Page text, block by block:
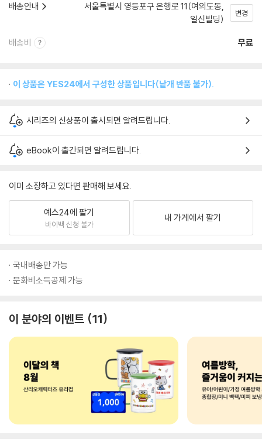
배송안내
서울특별시 영등포구 은행로 11(여의도동,
일신빌딩)
변경
배송비 무료
이 상품은 YES24에서 구성한 상품입니다(낱개 반품 불가).
시리즈의 신상품이 출시되면 알려드립니다.
eBook이 출간되면 알려드립니다.
이미 소장하고 있다면 판매해 보세요.
예스24에 팔기
바이백 신청 불가
내 가게에서 팔기
국내배송만 가능
문화비소득공제 가능
이 분야의 이벤트 11